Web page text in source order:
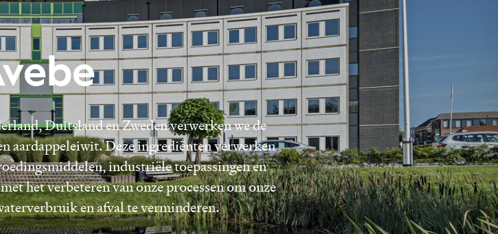
Duitsland en Zweden verwerken we de
aardappeleiwit. Deze ingrediënten verwerken
industriële toepassingen en
het verbeteren van onze processen om onze
en afval te verminderen.